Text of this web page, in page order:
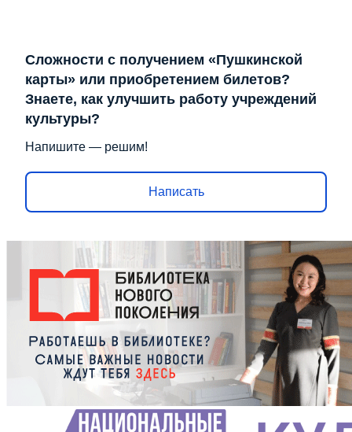
Сложности с получением «Пушкинской
карты» или приобретением билетов?
Знаете, как улучшить работу учреждений
культуры?
Напишите — решим!
Написать